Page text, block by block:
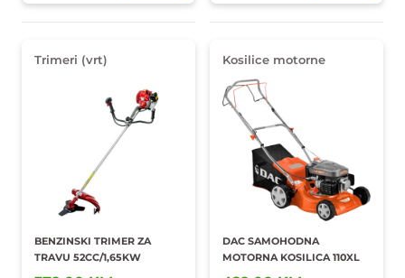
Trimeri (vrt)
BENZINSKI TRIMER ZA
TRAVU 52CC/1,65KW
Kosilice motorne
DAC SAMOHODNA
MOTORNA KOSILICA 110XL